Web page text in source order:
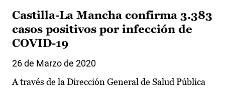
Castilla-La Mancha confirma 3.383
casos positivos por infección de
COVID-19
26 de Marzo de 2020
A través de la Dirección General de Salud Pública